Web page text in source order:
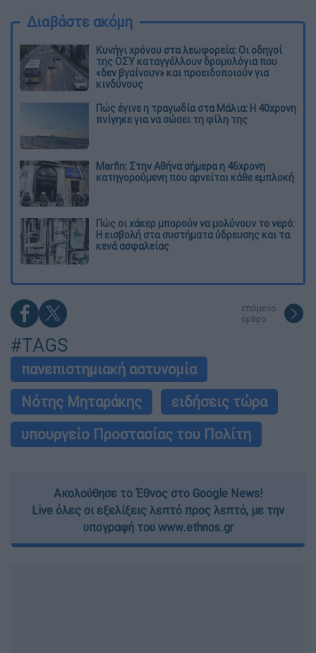
Διαβάστε ακόμη
Κυνήγι χρόνου στα λεωφορεία: Οι οδηγοί
της ΟΣΥ καταγγέλλουν δρομολόγια που
«δεν βγαίνουν» και προειδοποιούν για
κινδύνους
Πώς έγινε η τραγωδία στα Μάλια: Η 40χρονη
πνίγηκε για να σώσει τη φίλη της
Marfin: Στην Αθήνα σήμερα η 46χρονη
κατηγορούμενη που αρνείται κάθε εμπλοκή
Πώς οι χάκερ μπορούν να μολύνουν το νερό:
Η εισβολή στα συστήματα ύδρευσης και τα
κενά ασφαλείας
επόμενο
άρθρο
#TAGS
πανεπιστημιακή αστυνομία
Νότης Μηταράκης
ειδήσεις τώρα
υπουργείο Προστασίας του Πολίτη
Ακολούθησε το Έθνος στο Google News!
Live όλες οι εξελίξεις λεπτό προς λεπτό, με την
υπογραφή του www.ethnos.gr